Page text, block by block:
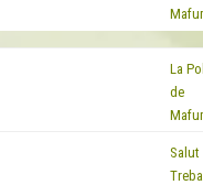
La
de
Salut